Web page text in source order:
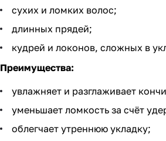
сухих и ломких волос;
длинных прядей;
кудрей и локонов, сложных в
Преимущества:
увлажняет и разглаживает
уменьшает ломкость за счёт
облегчает утреннюю укладку;